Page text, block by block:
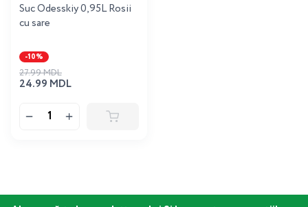
Suc Odesskiy 0,95L Rosii
cu sare
-10%
24.99 MDL
27.99 MDL